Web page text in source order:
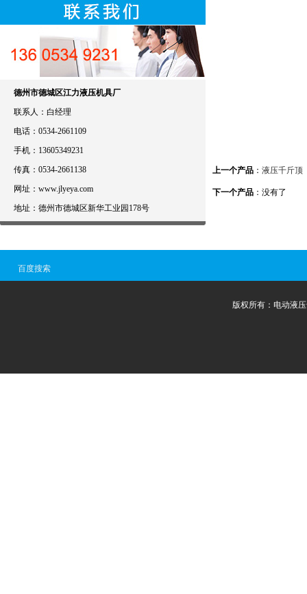
德州市德城区江力液压机具厂
联系人：白经理
电话：0534-2661109
手机：13605349231
传真：0534-2661138
网址：www.jlyeya.com
地址：德州市德城区新华工业园178号
上一个产品 ： 液压千斤顶
下一个产品 ：没有了
百度搜索
版权所有：电动液